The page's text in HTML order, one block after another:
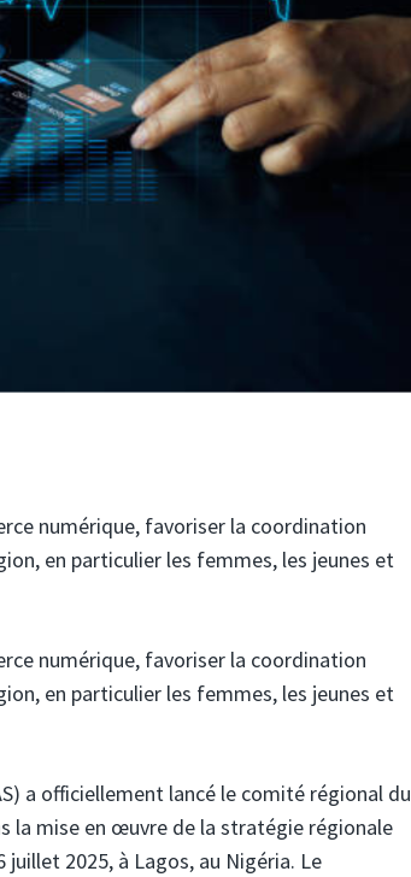
numérique, favoriser la coordination
en particulier les femmes, les jeunes et
numérique, favoriser la coordination
en particulier les femmes, les jeunes et
a officiellement lancé le comité régional du
la mise en œuvre de la stratégie régionale
juillet 2025, à Lagos, au Nigéria. Le